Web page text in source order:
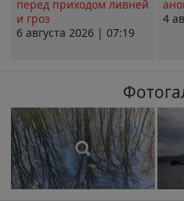
перед приходом ливней
и гроз
6 августа 2026 | 07:19
4